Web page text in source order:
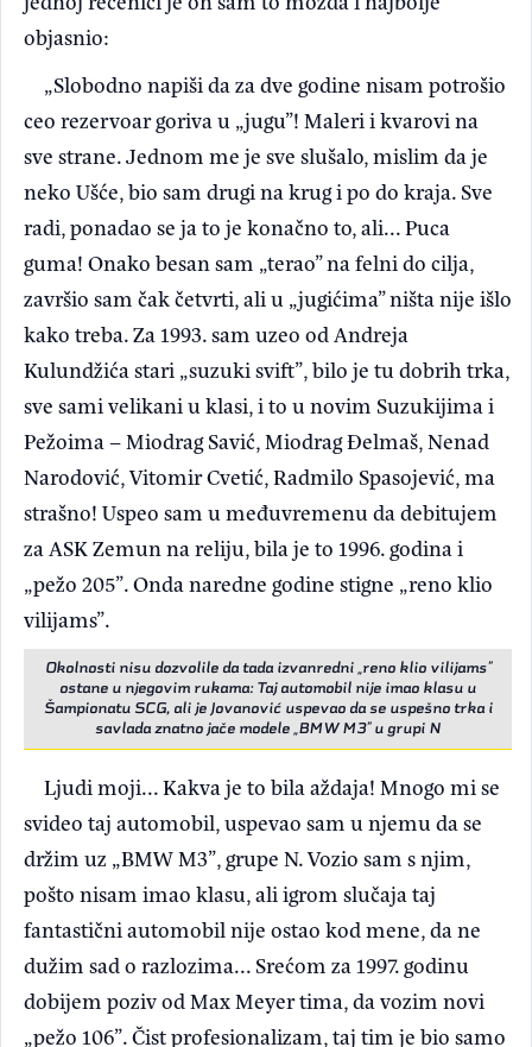
objasnio:
„Slobodno napiši da za dve godine nisam potrošio
ceo rezervoar goriva u „jugu”! Maleri i kvarovi na
sve strane. Jednom me je sve slušalo, mislim da je
neko Ušće, bio sam drugi na krug i po do kraja. Sve
radi, ponadao se ja to je konačno to, ali... Puca
guma! Onako besan sam „terao” na felni do cilja,
završio sam čak četvrti, ali u „jugićima” ništa nije išlo
kako treba. Za 1993. sam uzeo od Andreja
Kulundžića stari „suzuki svift”, bilo je tu dobrih trka,
sve sami velikani u klasi, i to u novim Suzukijima i
Pežoima – Miodrag Savić, Miodrag Đelmaš, Nenad
Narodović, Vitomir Cvetić, Radmilo Spasojević, ma
strašno! Uspeo sam u međuvremenu da debitujem
za ASK Zemun na reliju, bila je to 1996. godina i
„pežo 205”. Onda naredne godine stigne „reno klio
vilijams”.
Okolnosti nisu dozvolile da tada izvanredni „reno klio vilijams”
ostane u njegovim rukama: Taj automobil nije imao klasu u
Šampionatu SCG, ali je Jovanović uspevao da se uspešno trka i
savlada znatno jače modele „BMW M3” u grupi N
Ljudi moji... Kakva je to bila aždaja! Mnogo mi se
svideo taj automobil, uspevao sam u njemu da se
držim uz „BMW M3”, grupe N. Vozio sam s njim,
pošto nisam imao klasu, ali igrom slučaja taj
fantastični automobil nije ostao kod mene, da ne
dužim sad o razlozima... Srećom za 1997. godinu
dobijem poziv od Max Meyer tima, da vozim novi
„pežo 106”. Čist profesionalizam, taj tim je bio samo